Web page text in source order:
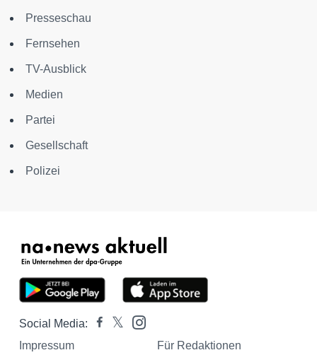
Presseschau
Fernsehen
TV-Ausblick
Medien
Partei
Gesellschaft
Polizei
Social Media:
Impressum
Für Redaktionen